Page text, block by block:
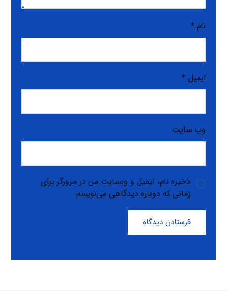
نام*
ایمیل*
وب‌ سایت
ذخیره نام، ایمیل و وبسایت من در مرورگر برای
زمانی که دوباره دیدگاهی می‌نویسم.
فرستادن دیدگاه